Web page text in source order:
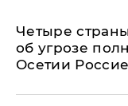
Четыре
об угрозе
Осетии